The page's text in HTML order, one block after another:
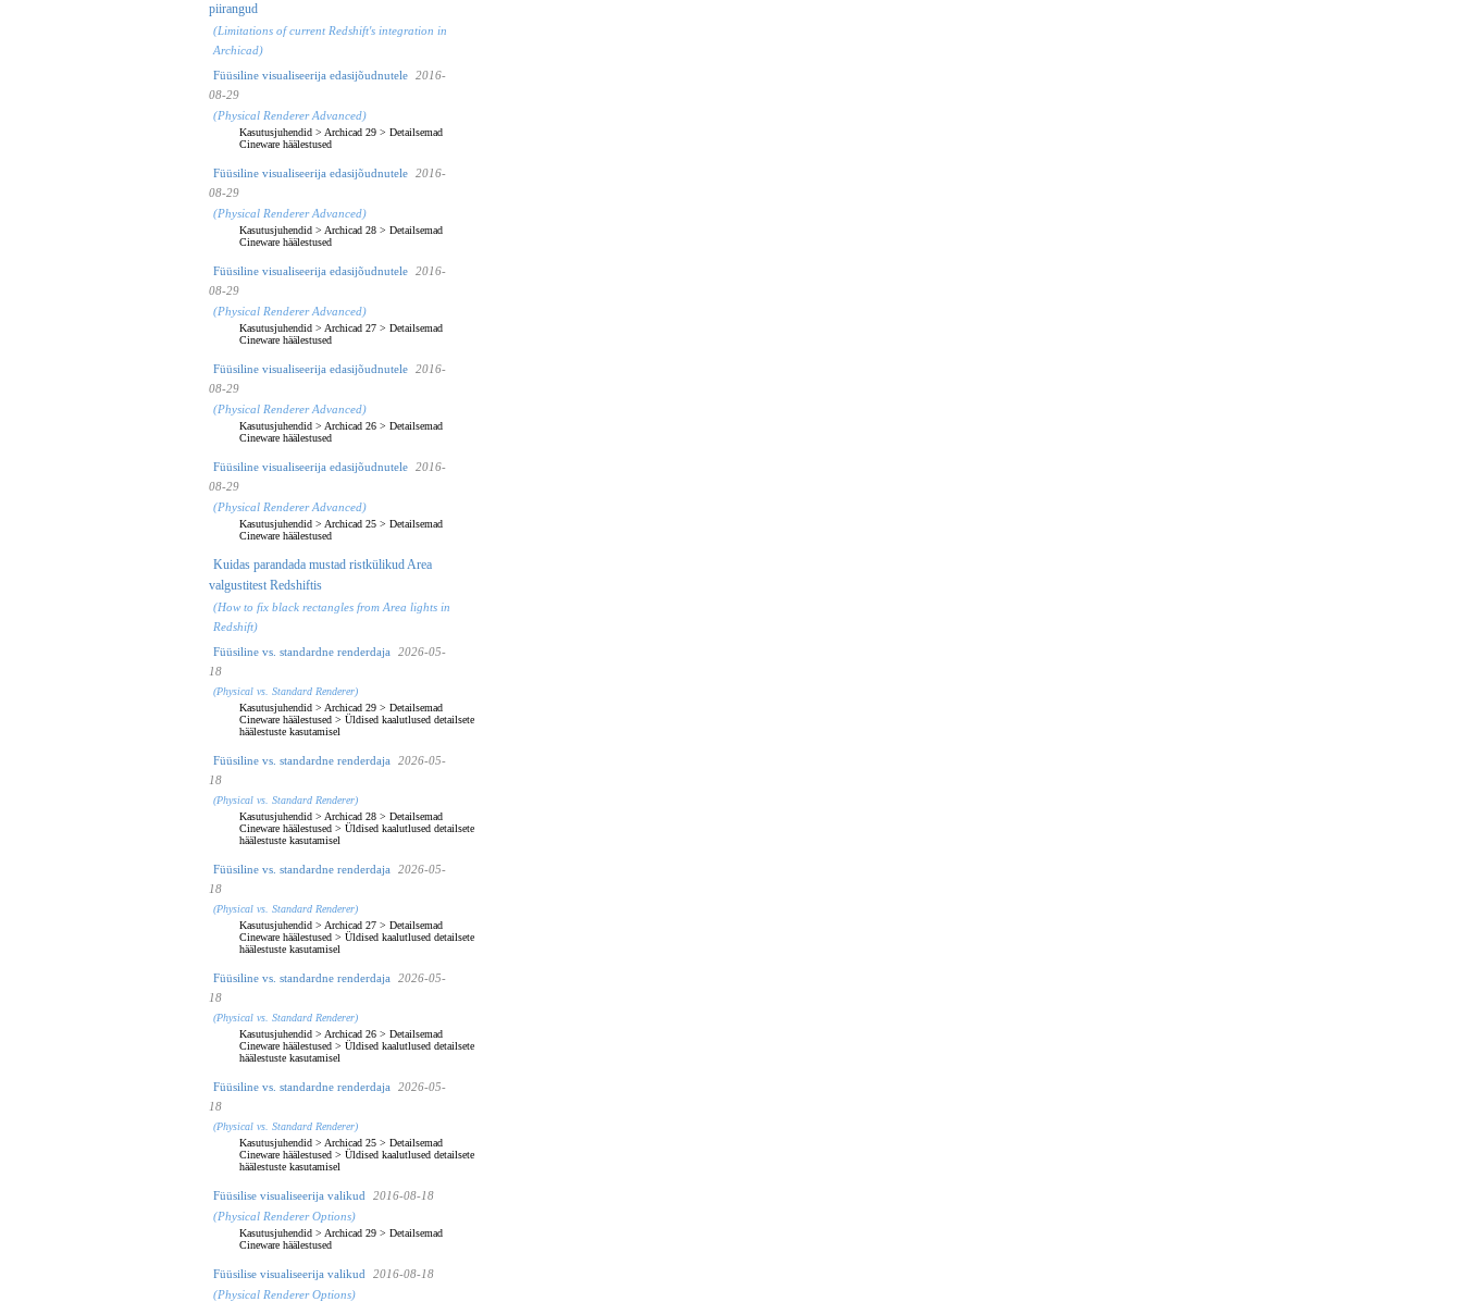
piirangud
(Limitations of current Redshift's integration in
Archicad)
Füüsiline visualiseerija edasijõudnutele
2016-
08-29
(Physical Renderer Advanced)
Kasutusjuhendid > Archicad 29 > Detailsemad
Cineware häälestused
Füüsiline visualiseerija edasijõudnutele
2016-
08-29
(Physical Renderer Advanced)
Kasutusjuhendid > Archicad 28 > Detailsemad
Cineware häälestused
Füüsiline visualiseerija edasijõudnutele
2016-
08-29
(Physical Renderer Advanced)
Kasutusjuhendid > Archicad 27 > Detailsemad
Cineware häälestused
Füüsiline visualiseerija edasijõudnutele
2016-
08-29
(Physical Renderer Advanced)
Kasutusjuhendid > Archicad 26 > Detailsemad
Cineware häälestused
Füüsiline visualiseerija edasijõudnutele
2016-
08-29
(Physical Renderer Advanced)
Kasutusjuhendid > Archicad 25 > Detailsemad
Cineware häälestused
Kuidas parandada mustad ristkülikud Area
valgustitest Redshiftis
(How to fix black rectangles from Area lights in
Redshift)
Füüsiline vs. standardne renderdaja
2026-05-
18
(Physical vs. Standard Renderer)
Kasutusjuhendid > Archicad 29 > Detailsemad
Cineware häälestused > Üldised kaalutlused detailsete
häälestuste kasutamisel
Füüsiline vs. standardne renderdaja
2026-05-
18
(Physical vs. Standard Renderer)
Kasutusjuhendid > Archicad 28 > Detailsemad
Cineware häälestused > Üldised kaalutlused detailsete
häälestuste kasutamisel
Füüsiline vs. standardne renderdaja
2026-05-
18
(Physical vs. Standard Renderer)
Kasutusjuhendid > Archicad 27 > Detailsemad
Cineware häälestused > Üldised kaalutlused detailsete
häälestuste kasutamisel
Füüsiline vs. standardne renderdaja
2026-05-
18
(Physical vs. Standard Renderer)
Kasutusjuhendid > Archicad 26 > Detailsemad
Cineware häälestused > Üldised kaalutlused detailsete
häälestuste kasutamisel
Füüsiline vs. standardne renderdaja
2026-05-
18
(Physical vs. Standard Renderer)
Kasutusjuhendid > Archicad 25 > Detailsemad
Cineware häälestused > Üldised kaalutlused detailsete
häälestuste kasutamisel
Füüsilise visualiseerija valikud
2016-08-18
(Physical Renderer Options)
Kasutusjuhendid > Archicad 29 > Detailsemad
Cineware häälestused
Füüsilise visualiseerija valikud
2016-08-18
(Physical Renderer Options)